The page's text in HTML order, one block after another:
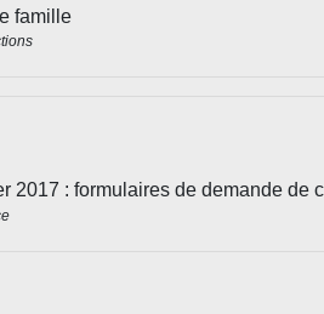
famille
2017 : formulaires de demande de